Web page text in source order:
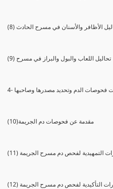
الأظافر والأسنان في مسرح الحادث
(9) تحاليل اللعاب والبول والبراز في مسرح
فحوصات الدم وتحديد مصدرها وصاحبها
(10)مقدمة عن فحوصات دم الجريمة
التمهيدية لفحص دم مسرح الجريمة
التأكيدية لفحص دم مسرح الجريمة